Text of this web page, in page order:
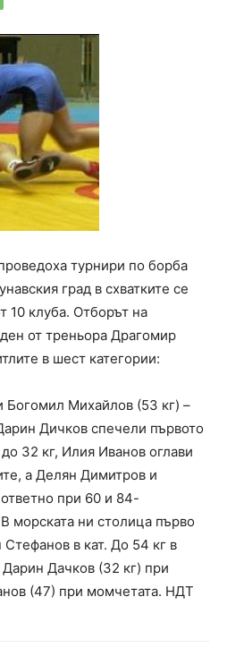
турнири по борба
град в схватките се
10 клуба. Отборът на
от треньора Драгомир
в шест категории:
Богомил Михайлов (53 кг) –
Дичков спечели първото
32 кг, Илия Иванов оглави
а Делян Димитров и
при 60 и 84-
морската ни столица първо
в кат. До 54 кг в
Дарин Дачков (32 кг) при
(47) при момчетата. НДТ